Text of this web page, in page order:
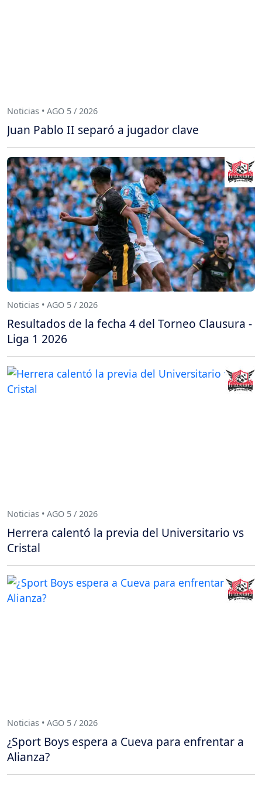
Noticias • AGO 5 / 2026
Juan Pablo II separó a jugador clave
Noticias • AGO 5 / 2026
Resultados de la fecha 4 del Torneo Clausura -
Liga 1 2026
Noticias • AGO 5 / 2026
Herrera calentó la previa del Universitario vs
Cristal
Noticias • AGO 5 / 2026
¿Sport Boys espera a Cueva para enfrentar a
Alianza?